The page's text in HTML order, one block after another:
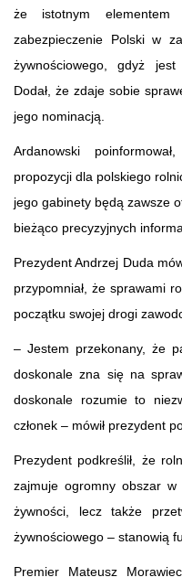
że istotnym
zabezpieczenie Polski w
żywnościowego, gdyż
Dodał, że zdaje sobie
jego nominacją.
Ardanowski
propozycji dla polskiego
jego gabinety będą zawsze
bieżąco precyzyjnych
Prezydent Andrzej Duda
przypomniał, że sprawami
początku swojej drogi
– Jestem przekonany, że
doskonale zna się na
doskonale rozumie to
członek – mówił prezydent
Prezydent podkreślił, że
zajmuje ogromny obszar
żywności, lecz także
żywnościowego – stanowią
Premier Mateusz